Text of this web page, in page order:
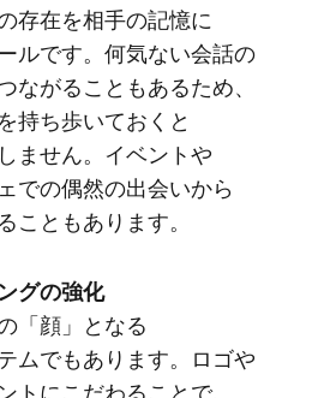
存在を​相手の​記憶に​
ルです。​何気ない​会話の​
ながることもある​ため、​
持ち歩いておくと​
ません。​イベントや​
での​偶然の​出会いから​
こともあります。
グの​強化
「顔」と​なる​
ムでもあります。​ロゴや​
トに​こだわる​ことで、​